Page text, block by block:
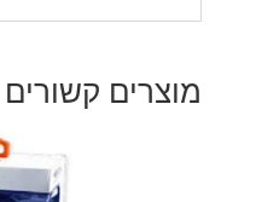
מוצרים קשורים